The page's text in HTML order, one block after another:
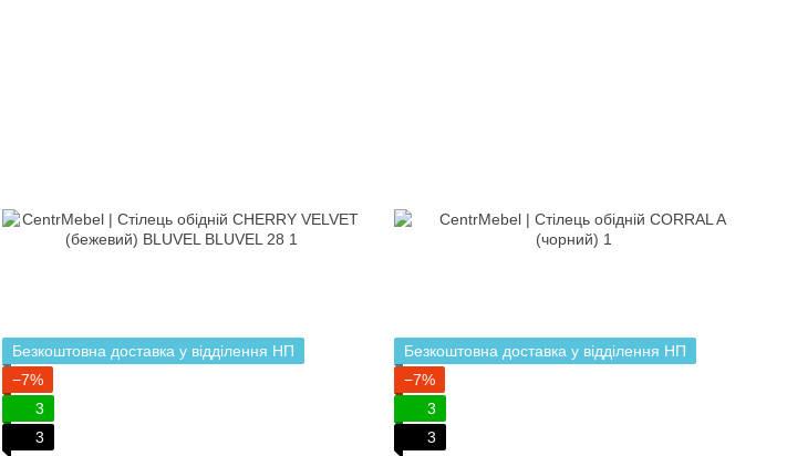
Безкоштовна доставка у відділення НП
−7%
3
3
Безкоштовна доставка у відділення НП
−7%
3
3